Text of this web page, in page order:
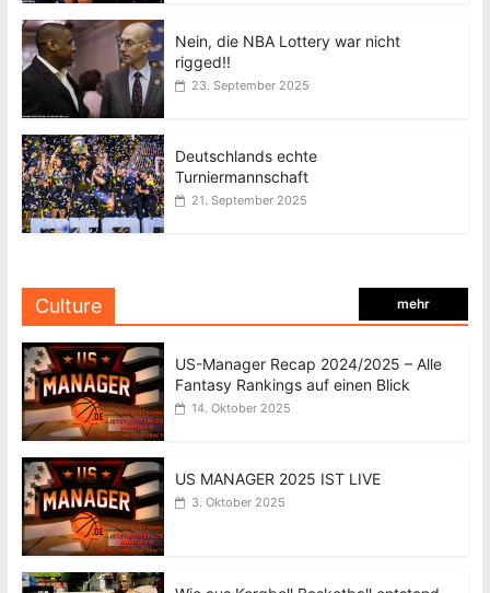
Nein, die NBA Lottery war nicht
rigged!!
23. September 2025
Deutschlands echte
Turniermannschaft
21. September 2025
Culture mehr
US-Manager Recap 2024/2025 – Alle
Fantasy Rankings auf einen Blick
14. Oktober 2025
US MANAGER 2025 IST LIVE
3. Oktober 2025